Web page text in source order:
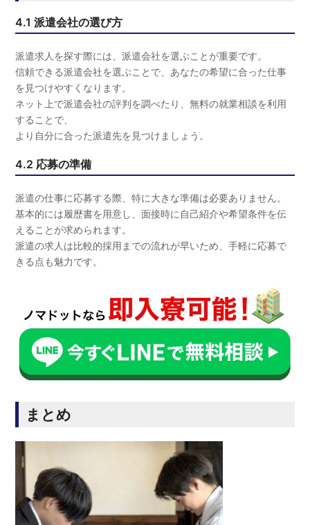
4.1 派遣会社の選び方
派遣求人を探す際には、派遣会社を選ぶことが重要です。
信頼できる派遣会社を選ぶことで、あなたの希望に合った仕事
を見つけやすくなります。
ネット上で派遣会社の評判を調べたり、無料の就業相談を利用
することで、
より自分に合った派遣先を見つけましょう。
4.2 応募の準備
派遣の仕事に応募する際、特に大きな準備は必要ありません。
基本的には履歴書を用意し、面接時に自己紹介や希望条件を伝
えることが求められます。
派遣の求人は比較的採用までの流れが早いため、手軽に応募で
きる点も魅力です。
まとめ